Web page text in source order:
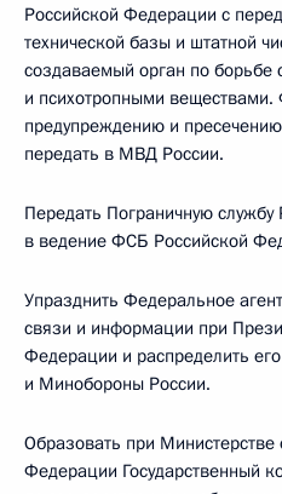
Российской Федерации с
технической базы и штатной
создаваемый орган по борьбе
и психотропными
предупреждению и
передать в МВД России.
Передать Пограничную
в ведение ФСБ Российской
Упразднить Федеральное
связи и информации при
Федерации и распределить
и Минобороны России.
Образовать при
Федерации Государственный